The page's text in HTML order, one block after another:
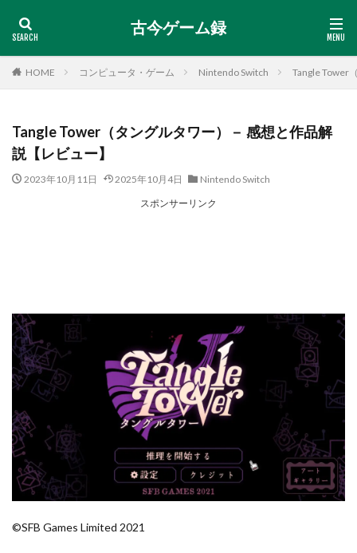
古今ゲーム録
HOME コンピュータ・ゲーム Nintendo Switch Tangle Tower
Tangle Tower（タングルタワー）－ 感想と作品解
説【レビュー】
2023年10月11日 2025年10月4日
Nintendo Switch
スポンサーリンク
©SFB Games Limited 2021